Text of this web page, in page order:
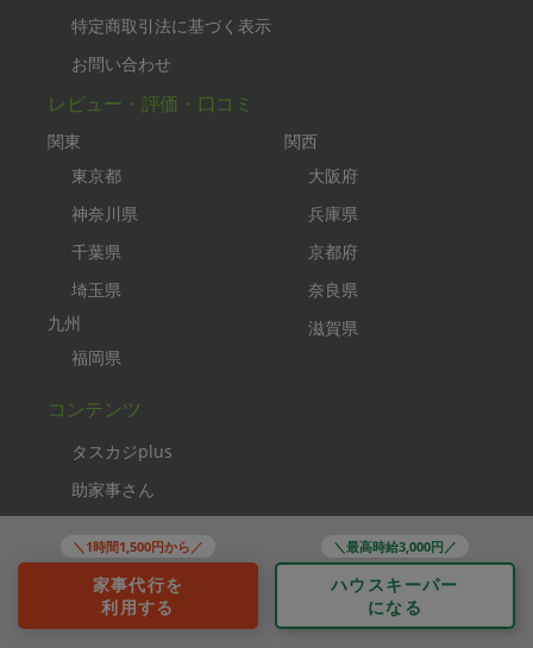
＼1時間1,500円から／
家事代行を
利用する
＼最高時給3,000円／
ハウスキーパー
になる
特定商取引法に基づく表示
お問い合わせ
レビュー・評価・口コミ
関東
東京都
神奈川県
千葉県
埼玉県
九州
福岡県
関西
大阪府
兵庫県
京都府
奈良県
滋賀県
コンテンツ
タスカジplus
助家事さん
家事クリエイター
ソーシャルメディア